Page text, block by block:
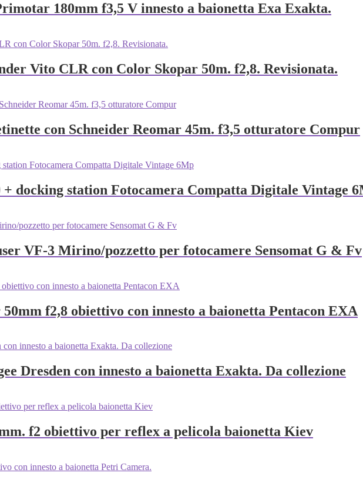
180mm f3,5 V innesto a baionetta Exa Exakta.
Vito CLR con Color Skopar 50m. f2,8. Revisionata.
con Schneider Reomar 45m. f3,5 otturatore Compur
docking station Fotocamera Compatta Digitale Vintage
VF-3 Mirino/pozzetto per fotocamere Sensomat G & Fv
50mm f2,8 obiettivo con innesto a baionetta Pentacon EXA
Dresden con innesto a baionetta Exakta. Da collezione
f2 obiettivo per reflex a pelicola baionetta Kiev